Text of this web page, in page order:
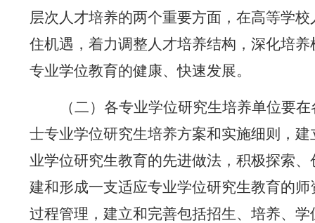
层次人才培养的两个重要方面，在高等学
住机遇，着力调整人才培养结构，深化培
专业学位教育的健康、快速发展。
（二）各专业学位研究生培养单位要
士专业学位研究生培养方案和实施细则，
业学位研究生教育的先进做法，积极探索
建和形成一支适应专业学位研究生教育的
过程管理，建立和完善包括招生、培养、